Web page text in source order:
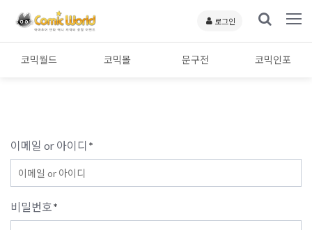
로그인
코믹월드 코믹몰 문구전 코믹인포
이메일 or 아이디 *
비밀번호*